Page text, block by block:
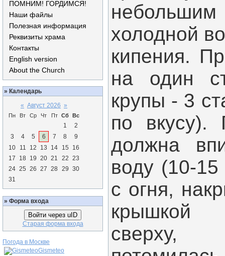
ПОМНИМ! ГОРДИМСЯ!
Наши файлы
Полезная информация
Реквизиты храма
Контакты
English version
About the Church
» Календарь
« Август 2026 »
Пн Вт Ср Чт Пт Сб Вс
1
2
3
4 5 6 7 8
9
10
11 12 13 14 15
16
17
18 19 20 21 22 23
24 25 26 27 28 29 30
31
» Форма входа
Войти через uID
Старая форма входа
Погода в Москве
Gismeteo
холодной
кипения.
на один
крупы - 3
по вкусу).
должна
воду (10-
с огня,
крышкой
сверху,